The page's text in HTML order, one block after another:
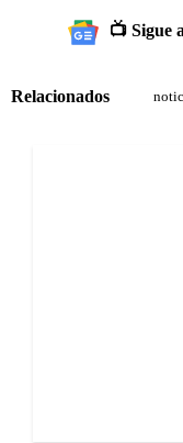
📺 Sigue
Relacionados